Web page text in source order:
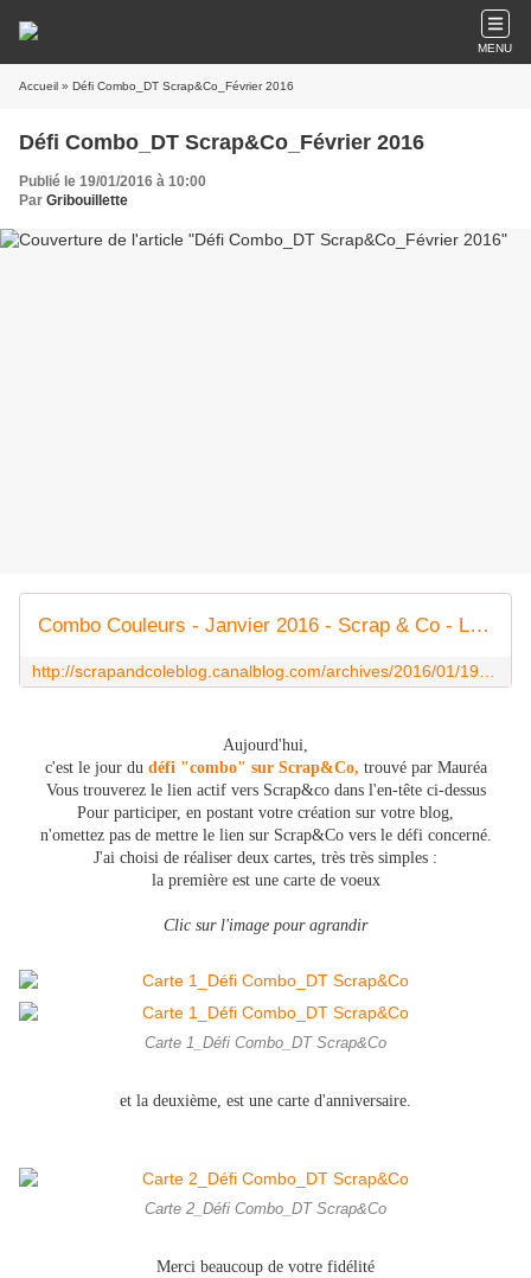
MENU
Accueil » Défi Combo_DT Scrap&Co_Février 2016
Défi Combo_DT Scrap&Co_Février 2016
Publié le 19/01/2016 à 10:00
Par Gribouillette
Combo Couleurs - Janvier 2016 - Scrap & Co - Le blog
Aujourd'hui,
c'est le jour du défi "combo" sur Scrap&Co, trouvé par Mauréa
Vous trouverez le lien actif vers Scrap&co dans l'en-tête ci-dessus
Pour participer, en postant votre création sur votre blog,
n'omettez pas de mettre le lien sur Scrap&Co vers le défi concerné.
J'ai choisi de réaliser deux cartes, très très simples :
la première est une carte de voeux
Clic sur l'image pour agrandir
Carte 1_Défi Combo_DT Scrap&Co
et la deuxième, est une carte d'anniversaire.
Carte 2_Défi Combo_DT Scrap&Co
Merci beaucoup de votre fidélité